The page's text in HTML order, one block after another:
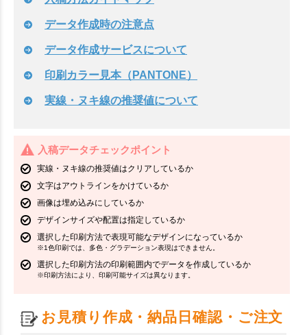
データ作成時の注意点
データ作成サービスについて
印刷カラー見本（PANTONE）
実線・ヌキ線の推奨値について
入稿データチェックポイント
実線・ヌキ線の推奨値はクリアしているか
文字はアウトラインをかけているか
画像は埋め込みにしているか
デザインサイズや配置は指定しているか
選択した印刷方法で表現可能なデザインになっているか
※1色印刷では、多色・グラデーション表現はできません。
選択した印刷方法の印刷範囲内でデータを作成しているか
※印刷方法により、印刷可能サイズは異なります。
お見積り作成・納品日確認・ご注文